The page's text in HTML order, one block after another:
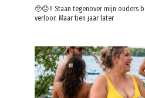
🥹😞‼️ Staan tegenover mijn ouders
verloor. Maar tien jaar later